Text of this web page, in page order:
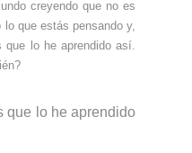
creyendo que no es
lo que estás pensando y,
lo he aprendido así.
que lo he aprendido